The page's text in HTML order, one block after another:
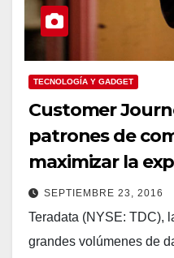
TECNOLOGÍA Y GADGET
Customer
patrones de
maximizar la
SEPTIEMBRE 23, 2016
Teradata (NYSE: TDC),
grandes volúmenes de